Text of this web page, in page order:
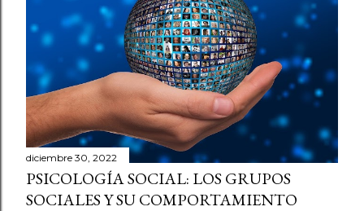
diciembre 30, 2022
PSICOLOGÍA SOCIAL: LOS GRUPOS
SOCIALES Y SU COMPORTAMIENTO